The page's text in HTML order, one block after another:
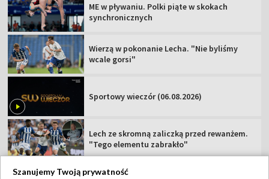
ME w pływaniu. Polki piąte w skokach
synchronicznych
Wierzą w pokonanie Lecha. "Nie byliśmy
wcale gorsi"
Sportowy wieczór (06.08.2026)
Lech ze skromną zaliczką przed rewanżem.
"Tego elementu zabrakło"
Szanujemy Twoją prywatność